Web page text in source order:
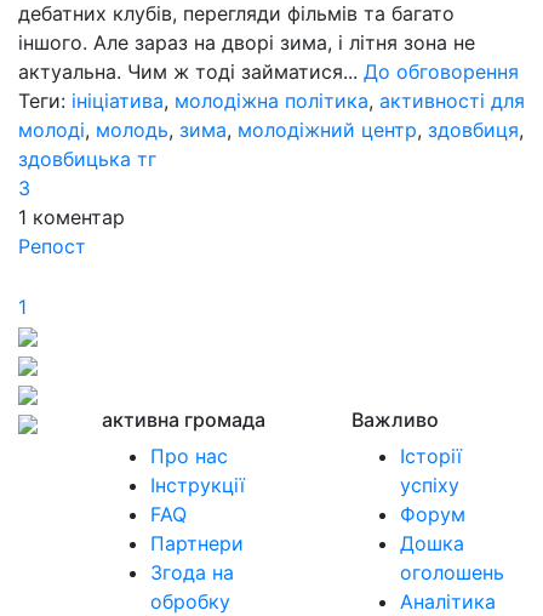
дебатних клубів, перегляди фільмів та багато
іншого. Але зараз на дворі зима, і літня зона не
актуальна. Чим ж тоді займатися... До обговорення
Теги: ініціатива, молодіжна політика, активності для
молоді, молодь, зима, молодіжний центр, здовбиця,
здовбицька тг
3
1 коментар
Репост
1
активна громада
Про нас
Інструкції
FAQ
Партнери
Згода на
обробку
Важливо
Історії
успіху
Форум
Дошка
оголошень
Аналітика